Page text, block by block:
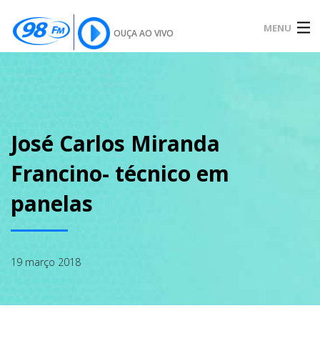
OUÇA AO VIVO MENU
SOBRE
José Carlos Miranda
Francino- técnico em
panelas
19 março 2018